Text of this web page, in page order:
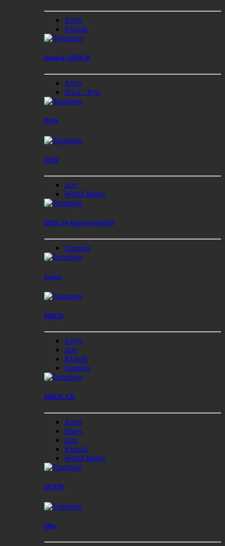
Array
Klassik
Doppel-UHQCD
Array
Rock / Pop
DVD
DXD
Jazz
World Music
DXD, 24-Karat-Gold-CD
Sampler
Genre
HDCD
Array
Jazz
Klassik
Sampler
HDCD, CD
Array
Blues
Jazz
Klassik
World Music
HQCD
HRx